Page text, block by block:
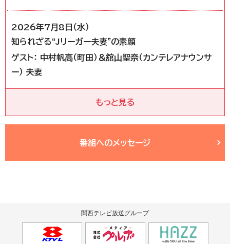
2026年7月8日（水）
知られざる“Jリーガー夫妻”の素顔
ゲスト： 中村帆高（町田）＆舘山聖奈（カンテレアナウンサ
ー） 夫妻
もっと見る
番組へのメッセージ
関西テレビ放送グループ